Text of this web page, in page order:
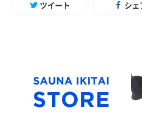
ツイート シェ